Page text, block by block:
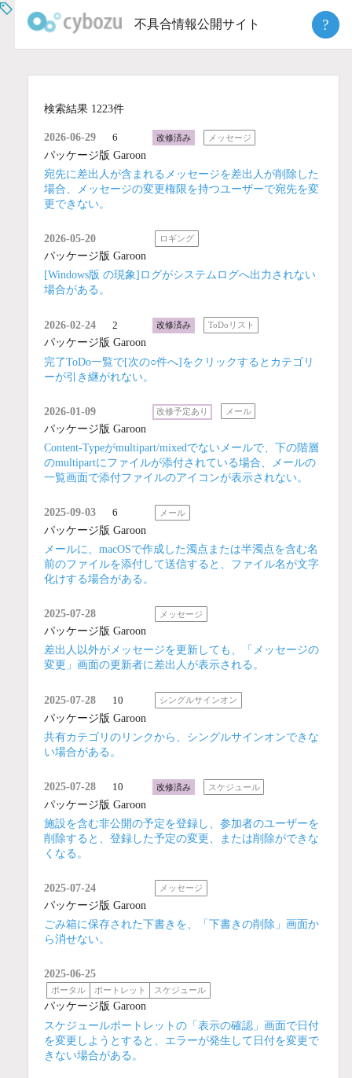
不具合情報公開サイト ?
検索結果 1223件
2026-06-29 6 改修済み メッセージ
パッケージ版 Garoon
宛先に差出人が含まれるメッセージを差出人が削除した
場合、メッセージの変更権限を持つユーザーで宛先を変
更できない。
2026-05-20 ロギング
パッケージ版 Garoon
[Windows版 の現象]ログがシステムログへ出力されない
場合がある。
2026-02-24 2 改修済み ToDoリスト
パッケージ版 Garoon
完了ToDo一覧で[次の○件へ]をクリックするとカテゴリ
ーが引き継がれない。
2026-01-09 改修予定あり メール
パッケージ版 Garoon
Content-Typeがmultipart/mixedでないメールで、下の階層
のmultipartにファイルが添付されている場合、メールの
一覧画面で添付ファイルのアイコンが表示されない。
2025-09-03 6 メール
パッケージ版 Garoon
メールに、macOSで作成した濁点または半濁点を含む名
前のファイルを添付して送信すると、ファイル名が文字
化けする場合がある。
2025-07-28 メッセージ
パッケージ版 Garoon
差出人以外がメッセージを更新しても、「メッセージの
変更」画面の更新者に差出人が表示される。
2025-07-28 10 シングルサインオン
パッケージ版 Garoon
共有カテゴリのリンクから、シングルサインオンできな
い場合がある。
2025-07-28 10 改修済み スケジュール
パッケージ版 Garoon
施設を含む非公開の予定を登録し、参加者のユーザーを
削除すると、登録した予定の変更、または削除ができな
くなる。
2025-07-24 メッセージ
パッケージ版 Garoon
ごみ箱に保存された下書きを、「下書きの削除」画面か
ら消せない。
2025-06-25
ポータル ポートレット スケジュール
パッケージ版 Garoon
スケジュールポートレットの「表示の確認」画面で日付
を変更しようとすると、エラーが発生して日付を変更で
きない場合がある。